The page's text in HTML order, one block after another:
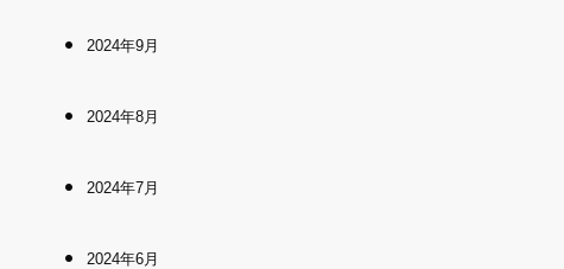
2024年9月
2024年8月
2024年7月
2024年6月